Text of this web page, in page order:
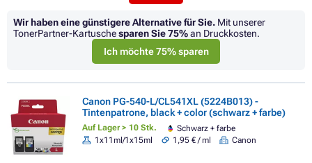
Wir haben eine günstigere Alternative für Sie. Mit unserer
TonerPartner-Kartuschesparen Sie75%an Druckkosten.
Ich möchte 75% sparen
Canon PG-540-L/CL541XL (5224B013) -
Tintenpatrone, black + color (schwarz + farbe)
Auf Lager > 10 Stk.
Schwarz + farbe
1x11ml/1x15ml
1,95 € / ml Canon